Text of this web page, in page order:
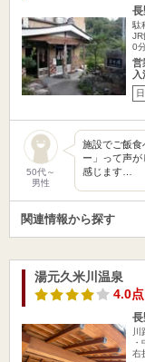
長
駄
JR
0
営
50代～
男性
施設でご飯食
ー」って声
感じます…
関連情報から探す
湯元久米川温泉
4.0点
長
右